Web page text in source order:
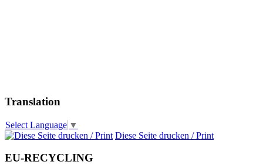
Translation
Select Language ▼
Diese Seite drucken / Print
EU-RECYCLING